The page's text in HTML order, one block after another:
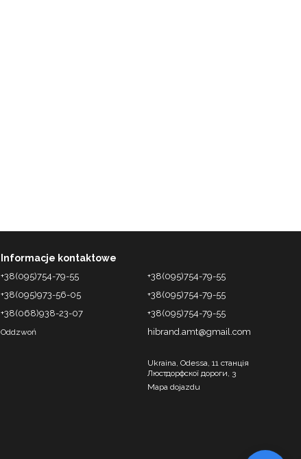
Informacje kontaktowe
+38(095)754-79-55
+38(095)973-56-05
+38(068)938-23-07
Oddzwoń
+38(095)754-79-55
+38(095)754-79-55
+38(095)754-79-55
hibrand.amt@gmail.com
Ukraina, Odessa, 11 станція
Люстдорфскої дороги, 3
Mapa dojazdu